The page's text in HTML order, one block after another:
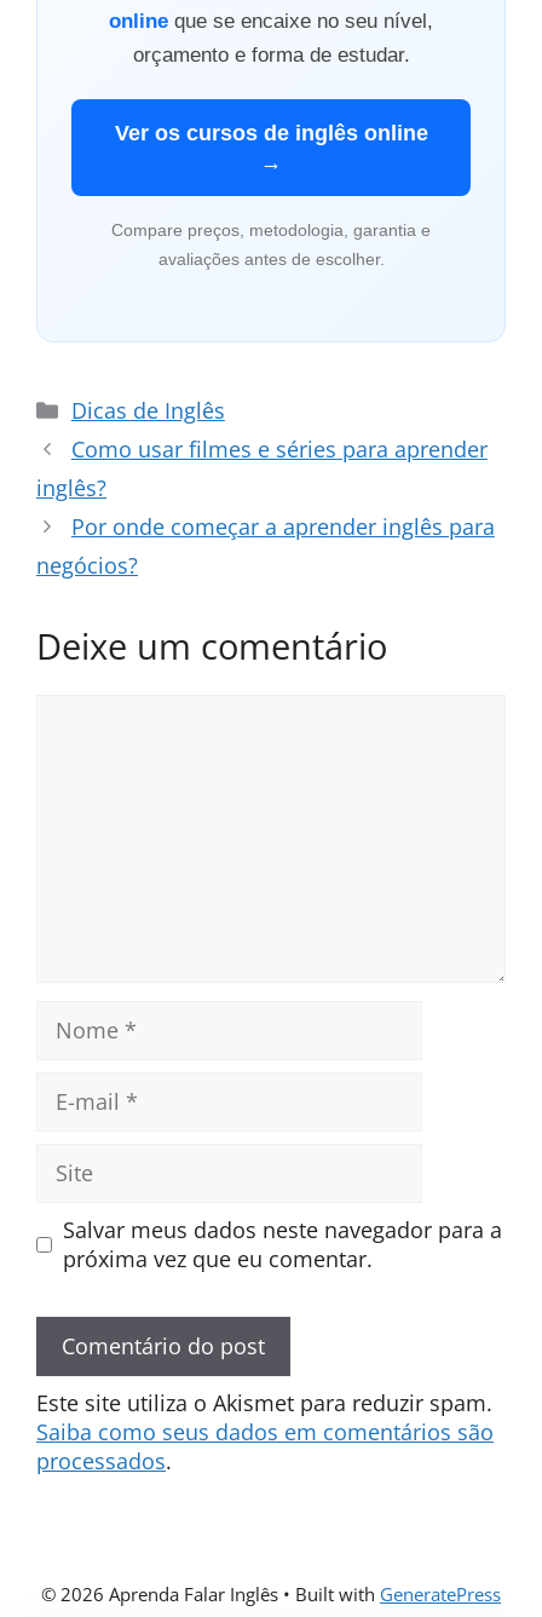
online que se encaixe no seu nível,
orçamento e forma de estudar.
Ver os cursos de inglês online
→
Compare preços, metodologia, garantia e
avaliações antes de escolher.
Categorias
Dicas de Inglês
Como usar filmes e séries para aprender
inglês?
Por onde começar a aprender inglês para
negócios?
Deixe um comentário
mail
Site
Salvar meus dados neste navegador para a
próxima vez que eu comentar.
Este site utiliza o Akismet para reduzir spam.
Saiba como seus dados em comentários são
processados.
© 2026 Aprenda Falar Inglês • Built with GeneratePress